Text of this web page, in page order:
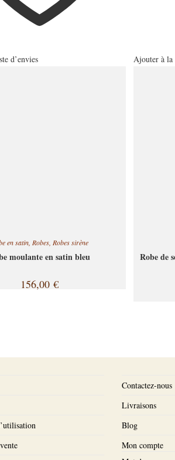
d’envies
en satin, Robes, Robes sirène
moulante en satin bleu
156,00€
Ajouter à la
Robe de
Contactez-nous
Livraisons
Blog
Mon compte